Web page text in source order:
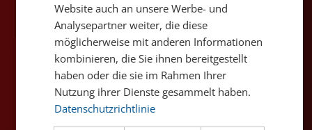
Angaben zu
Ernährungswerten
Erhältlich in den Filialen
✔
Winterthur
Website auch an unsere Werbe- und
Analysepartner weiter, die diese
möglicherweise mit anderen Informationen
kombinieren, die Sie ihnen bereitgestellt
haben oder die sie im Rahmen Ihrer
Nutzung ihrer Dienste gesammelt haben.
Datenschutzrichtlinie